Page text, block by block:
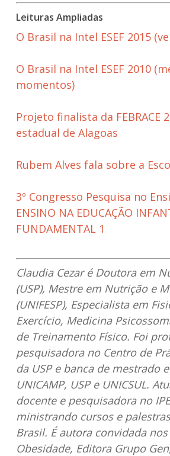
Leituras Ampliadas
O Brasil na Intel ESEF 2015
O Brasil na Intel ESEF 2010
momentos)
Projeto finalista da FEBRACE
estadual de Alagoas
Rubem Alves fala sobre a
3º Congresso Pesquisa no
ENSINO NA EDUCAÇÃO
FUNDAMENTAL 1
Claudia Cezar é Doutora em
(USP), Mestre em Nutrição e
(UNIFESP), Especialista em
Exercício, Medicina
de Treinamento Físico. Foi
pesquisadora no Centro de
da USP e banca de mestrado
UNICAMP, USP e UNICSUL.
docente e pesquisadora no
ministrando cursos e
Brasil. É autora convidada
Obesidade, Editora Grupo